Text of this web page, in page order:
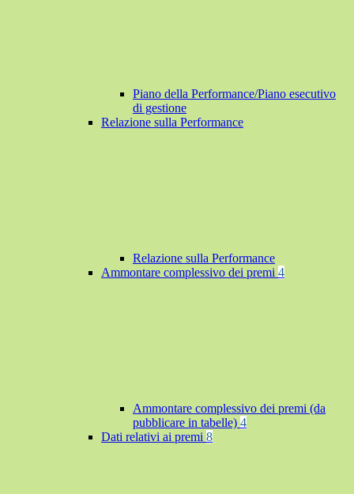
Piano della Performance/Piano esecutivo
di gestione
Relazione sulla Performance
Relazione sulla Performance
Ammontare complessivo dei premi 4
Ammontare complessivo dei premi (da
pubblicare in tabelle) 4
Dati relativi ai premi 8